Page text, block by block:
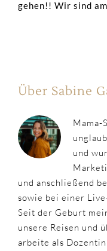
gehen!! Wir sind
Über Sabine
Mama-
und
und anschließend
sowie bei einer
Seit der Geburt
unsere Reisen und
arbeite als